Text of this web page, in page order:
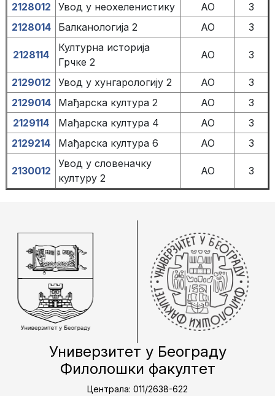
2128012
Увод у неохеленистику АО
3
2128014
Балканологија 2 АО 3
2128114
Културна историја
Грчке 2
АО 3
2129012 Увод у хунгарологију 2 АО
3
2129014
Мађарска култура 2 АО
3
2129114
Мађарска култура 4 АО
3
2129214
Мађарска култура 6 АО 3
2130012
Увод у словеначку
културу 2
АО 3
Универзитет у Београду
Филолошки факултет
Централа: 011/2638-622